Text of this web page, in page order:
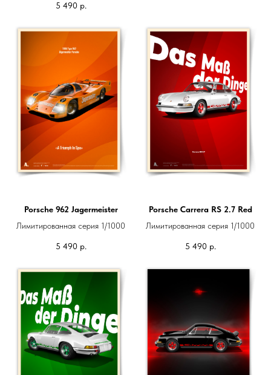
5 490 р.
Porsche 962 Jagermeister
Лимитированная серия 1/1000
5 490 р.
Porsche Carrera RS 2.7 Red
Лимитированная серия 1/1000
5 490 р.